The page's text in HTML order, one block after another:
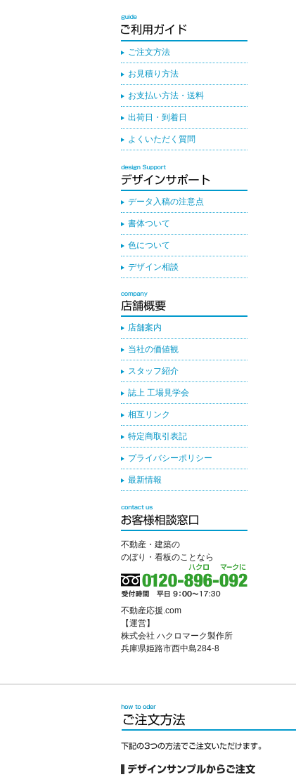
ご注文方法
お見積り方法
お支払い方法・送料
出荷日・到着日
よくいただく質問
データ入稿の注意点
書体ついて
色について
デザイン相談
店舗案内
当社の価値観
スタッフ紹介
誌上 工場見学会
相互リンク
特定商取引表記
プライバシーポリシー
最新情報
不動産・建築の
のぼり・看板のことなら
不動産応援.com
【運営】
株式会社 ハクロマーク製作所
兵庫県姫路市西中島284-8